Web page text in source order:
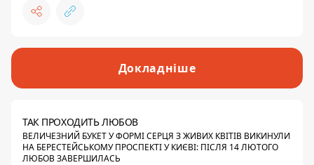
Докладніше
ТАК ПРОХОДИТЬ ЛЮБОВ
ВЕЛИЧЕЗНИЙ БУКЕТ У ФОРМІ СЕРЦЯ З ЖИВИХ КВІТІВ ВИКИНУЛИ
НА БЕРЕСТЕЙСЬКОМУ ПРОСПЕКТІ У КИЄВІ: ПІСЛЯ 14 ЛЮТОГО
ЛЮБОВ ЗАВЕРШИЛАСЬ